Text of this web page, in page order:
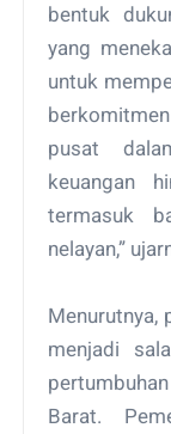
bentuk
yang
untuk
pusat
keuangan
termasuk
nelayan,”
Menurutnya,
menjadi
Barat.